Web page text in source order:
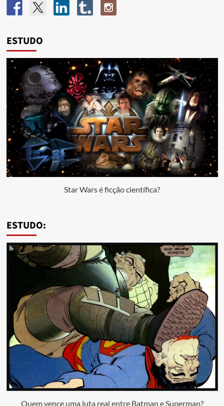
ESTUDO
Star Wars é ficção científica?
ESTUDO:
Quem vence uma luta real entre Batman e Superman?